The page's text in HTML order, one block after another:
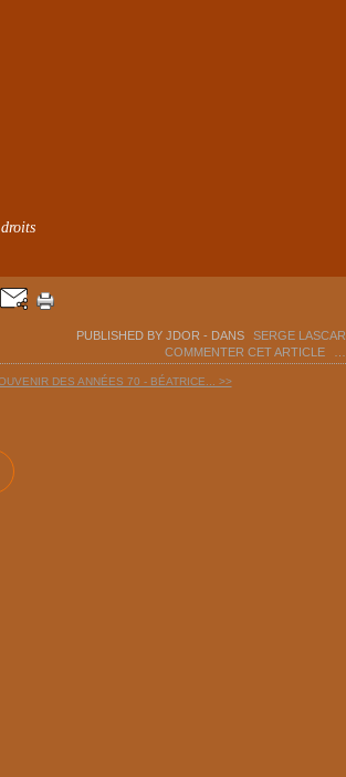
PUBLISHED BY JDOR - DANS
SERGE LASCAR
COMMENTER CET ARTICLE
DES ANNÉES 70 - BÉATRICE... >>